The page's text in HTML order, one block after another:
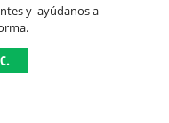
y ayúdanos a